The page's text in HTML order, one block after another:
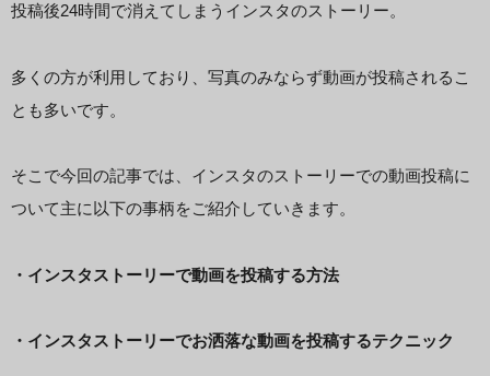
投稿後24時間で消えてしまうインスタのストーリー。
多くの方が利用しており、写真のみならず動画が投稿されるこ
とも多いです。
そこで今回の記事では、インスタのストーリーでの動画投稿に
ついて主に以下の事柄をご紹介していきます。
・インスタストーリーで動画を投稿する方法
・インスタストーリーでお洒落な動画を投稿するテクニック